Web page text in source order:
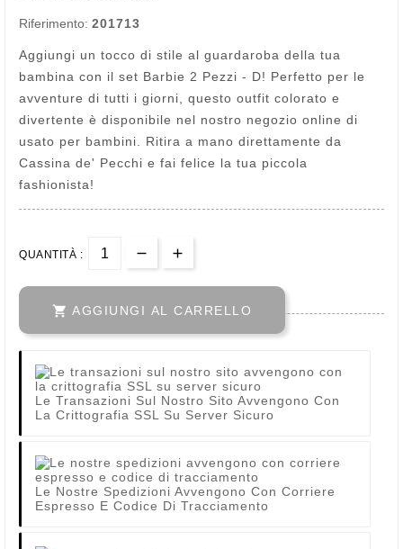
Riferimento: 201713
Aggiungi un tocco di stile al guardaroba della tua
bambina con il set Barbie 2 Pezzi - D! Perfetto per le
avventure di tutti i giorni, questo outfit colorato e
divertente è disponibile nel nostro negozio online di
usato per bambini. Ritira a mano direttamente da
Cassina de' Pecchi e fai felice la tua piccola
fashionista!
QUANTITÀ :
 AGGIUNGI AL CARRELLO
Le Transazioni Sul Nostro Sito Avvengono Con
La Crittografia SSL Su Server Sicuro
Le Nostre Spedizioni Avvengono Con Corriere
Espresso E Codice Di Tracciamento